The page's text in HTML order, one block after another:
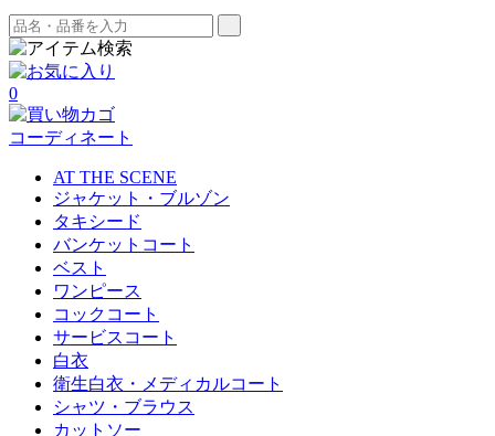
0
コーディネート
AT THE SCENE
ジャケット・ブルゾン
タキシード
バンケットコート
ベスト
ワンピース
コックコート
サービスコート
白衣
衛生白衣・メディカルコート
シャツ・ブラウス
カットソー